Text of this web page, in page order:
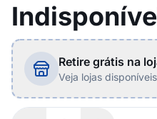
Retire grátis na
Veja lojas